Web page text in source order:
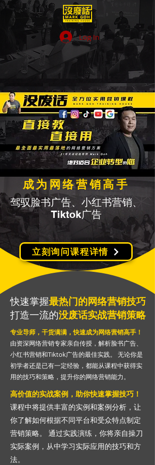
Log In
成为网络营销高手
驾驭脸书广告、小红书营销、
Tiktok广告
立刻询问课程详情
快速掌握最热门的网络营销技巧
打造一流的没废话实战营销策略
专业导师，干货满满，快速成为网络营销高手！
由资深网络营销专家亲自传授，解析脸书广告、
小红书营销和Tiktok广告的最佳实践。 无论你是
初学者还是已有一定经验，都能从课程中获得实
用的技巧和策略，提升你的网络营销能力。
高价值的实战案例，助你快速掌握技巧！
课程中将提供丰富的实例和案例分析，让
你了解如何根据不同平台和受众特点制定
营销策略。 通过实践演练，你将亲自操刀
实际案例，从中学习实际应用的技巧和方
法。